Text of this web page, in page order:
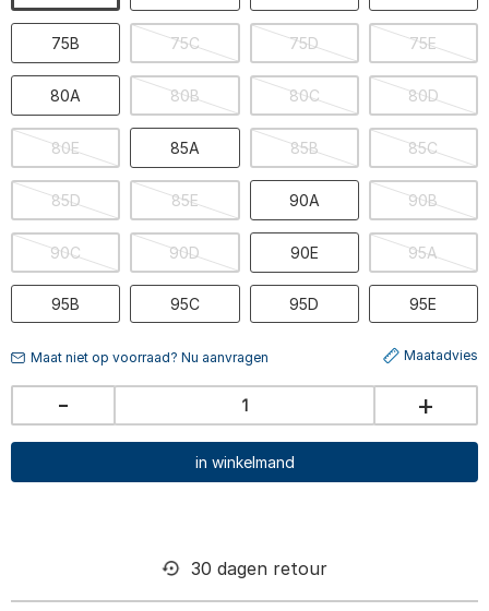
75B 75C 75D 75E
80A 80B 80C 80D
80E 85A 85B 85C
85D 85E 90A 90B
90C 90D 90E 95A
95B 95C 95D 95E
Maat niet op voorraad? Nu aanvragen Maatadvies
- +
in winkelmand
30 dagen retour